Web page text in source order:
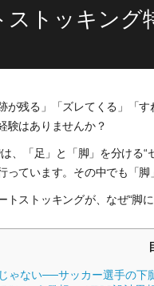
ストッキング
が残る」「ズレてくる」「
験はありませんか？
、「足」と「脚」を分ける
っています。その中でも「脚
トストッキングが、なぜ“脚
ゃない──サッカー選手の下